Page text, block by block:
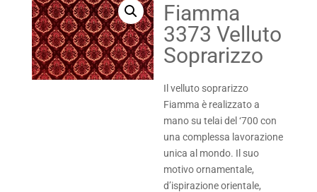
Fiamma
3373 Velluto
Soprarizzo
Il velluto soprarizzo
Fiamma è realizzato a
mano su telai del ‘700 con
una complessa lavorazione
unica al mondo. Il suo
motivo ornamentale,
d’ispirazione orientale,